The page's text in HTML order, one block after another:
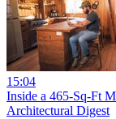
15:04
Inside a 465-Sq-Ft
Architectural Digest